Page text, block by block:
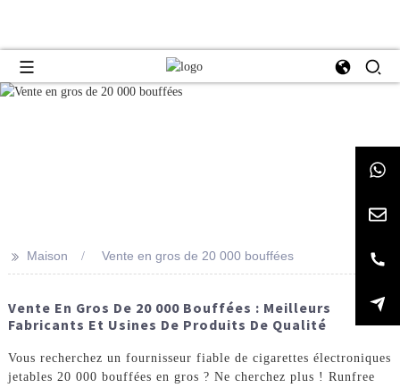
>> Maison Vente en gros de 20 000 bouffées
Vente En Gros De 20 000 Bouffées : Meilleurs
Fabricants Et Usines De Produits De Qualité
Vous recherchez un fournisseur fiable de cigarettes électroniques
jetables 20 000 bouffées en gros ? Ne cherchez plus ! Runfree